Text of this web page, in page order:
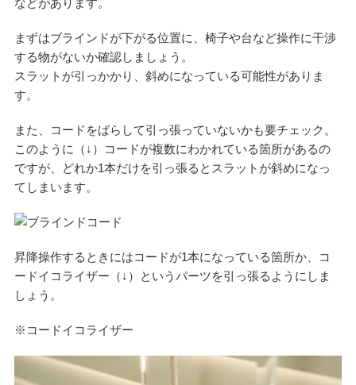
まずはブラインドが下がる位置に、椅子や台など操作に干渉
する物がないか確認しましょう。
スラットが引っかかり、斜めになっている可能性がありま
す。
また、コードをばらして引っ張っていないかも要チェック。
このように（↓）コードが複数にわかれている箇所があるの
ですが、どれか1本だけを引っ張るとスラットが斜めになっ
てしまいます。
昇降操作するときにはコードが1本になっている箇所か、コ
ードイコライザー（↓）というパーツを引っ張るようにしま
しょう。
※コードイコライザー